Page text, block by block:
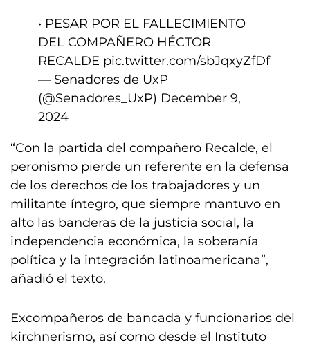
• PESAR POR EL FALLECIMIENTO
DEL COMPAÑERO HÉCTOR
RECALDE pic.twitter.com/sbJqxyZfDf
— Senadores de UxP
(@Senadores_UxP) December 9,
2024
“Con la partida del compañero Recalde, el
peronismo pierde un referente en la defensa
de los derechos de los trabajadores y un
militante íntegro, que siempre mantuvo en
alto las banderas de la justicia social, la
independencia económica, la soberanía
política y la integración latinoamericana”,
añadió el texto.
Excompañeros de bancada y funcionarios del
kirchnerismo, así como desde el Instituto